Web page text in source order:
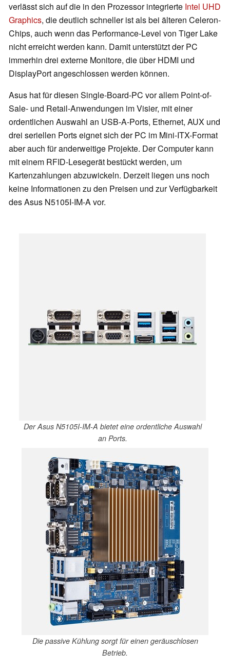
verlässt sich auf die in den Prozessor integrierte Intel UHD
Graphics, die deutlich schneller ist als bei älteren Celeron-
Chips, auch wenn das Performance-Level von Tiger Lake
nicht erreicht werden kann. Damit unterstützt der PC
immerhin drei externe Monitore, die über HDMI und
DisplayPort angeschlossen werden können.
Asus hat für diesen Single-Board-PC vor allem Point-of-
Sale- und Retail-Anwendungen im Visier, mit einer
ordentlichen Auswahl an USB-A-Ports, Ethernet, AUX und
drei seriellen Ports eignet sich der PC im Mini-ITX-Format
aber auch für anderweitige Projekte. Der Computer kann
mit einem RFID-Lesegerät bestückt werden, um
Kartenzahlungen abzuwickeln. Derzeit liegen uns noch
keine Informationen zu den Preisen und zur Verfügbarkeit
des Asus N5105I-IM-A vor.
Der Asus N5105I-IM-A bietet eine ordentliche Auswahl
an Ports.
Die passive Kühlung sorgt für einen geräuschlosen
Betrieb.